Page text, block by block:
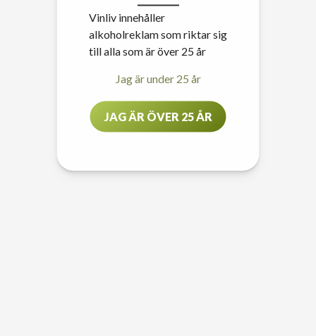
Vinliv innehåller
alkoholreklam som riktar sig
till alla som är över 25 år
Jag är under 25 år
JAG ÄR ÖVER 25 ÅR